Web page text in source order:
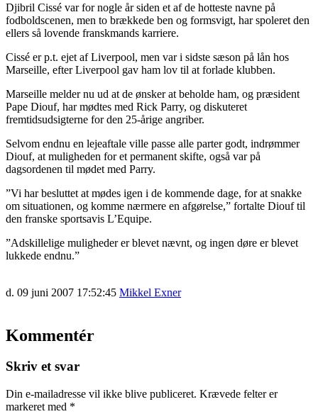
Djibril Cissé var for nogle år siden et af de hotteste navne på
fodboldscenen, men to brækkede ben og formsvigt, har spoleret den
ellers så lovende franskmands karriere.
Cissé er p.t. ejet af Liverpool, men var i sidste sæson på lån hos
Marseille, efter Liverpool gav ham lov til at forlade klubben.
Marseille melder nu ud at de ønsker at beholde ham, og præsident
Pape Diouf, har mødtes med Rick Parry, og diskuteret
fremtidsudsigterne for den 25-årige angriber.
Selvom endnu en lejeaftale ville passe alle parter godt, indrømmer
Diouf, at muligheden for et permanent skifte, også var på
dagsordenen til mødet med Parry.
”Vi har besluttet at mødes igen i de kommende dage, for at snakke
om situationen, og komme nærmere en afgørelse,” fortalte Diouf til
den franske sportsavis L’Equipe.
”Adskillelige muligheder er blevet nævnt, og ingen døre er blevet
lukkede endnu.”
d. 09 juni 2007 17:52:45 Mikkel Exner
Kommentér
Skriv et svar
Din e-mailadresse vil ikke blive publiceret. Krævede felter er
markeret med *